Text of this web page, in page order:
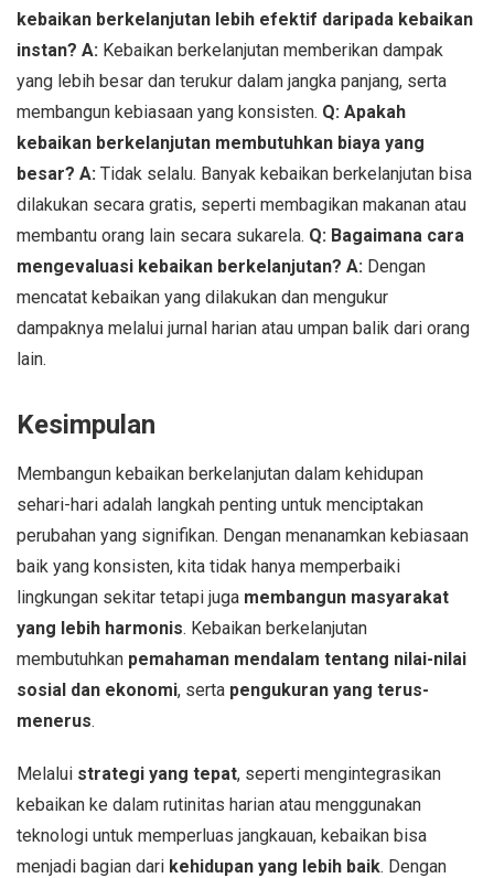
kebaikan berkelanjutan lebih efektif daripada kebaikan
instan? A: Kebaikan berkelanjutan memberikan dampak
yang lebih besar dan terukur dalam jangka panjang, serta
membangun kebiasaan yang konsisten. Q: Apakah
kebaikan berkelanjutan membutuhkan biaya yang
besar? A: Tidak selalu. Banyak kebaikan berkelanjutan bisa
dilakukan secara gratis, seperti membagikan makanan atau
membantu orang lain secara sukarela. Q: Bagaimana cara
mengevaluasi kebaikan berkelanjutan? A: Dengan
mencatat kebaikan yang dilakukan dan mengukur
dampaknya melalui jurnal harian atau umpan balik dari orang
lain.
Kesimpulan
Membangun kebaikan berkelanjutan dalam kehidupan
sehari-hari adalah langkah penting untuk menciptakan
perubahan yang signifikan. Dengan menanamkan kebiasaan
baik yang konsisten, kita tidak hanya memperbaiki
lingkungan sekitar tetapi juga membangun masyarakat
yang lebih harmonis. Kebaikan berkelanjutan
membutuhkan pemahaman mendalam tentang nilai-nilai
sosial dan ekonomi, serta pengukuran yang terus-
menerus.
Melalui strategi yang tepat, seperti mengintegrasikan
kebaikan ke dalam rutinitas harian atau menggunakan
teknologi untuk memperluas jangkauan, kebaikan bisa
menjadi bagian dari kehidupan yang lebih baik. Dengan